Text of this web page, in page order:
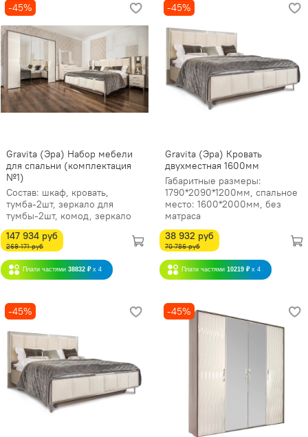
-45%
Gravita (Эра) Набор мебели
для спальни (комплектация
№1)
Состав: шкаф, кровать,
тумба-2шт, зеркало для
тумбы-2шт, комод, зеркало
147 934 руб
269 171 руб
Плати частями 38832 ₽ x 4
-45%
Gravita (Эра) Кровать
двухместная 1600мм
Габаритные размеры:
1790*2090*1200мм, спальное
место: 1600*2000мм, без
матраса
38 932 руб
70 786 руб
Плати частями 10219 ₽ x 4
-45% -45%